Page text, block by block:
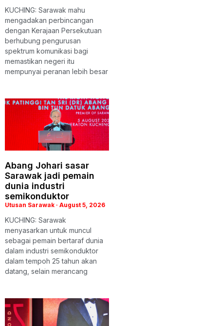
KUCHING: Sarawak mahu
mengadakan perbincangan
dengan Kerajaan Persekutuan
berhubung pengurusan
spektrum komunikasi bagi
memastikan negeri itu
mempunyai peranan lebih besar
Abang Johari sasar
Sarawak jadi pemain
dunia industri
semikonduktor
Utusan Sarawak August 5, 2026
KUCHING: Sarawak
menyasarkan untuk muncul
sebagai pemain bertaraf dunia
dalam industri semikonduktor
dalam tempoh 25 tahun akan
datang, selain merancang